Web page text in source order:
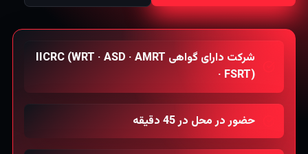
شرکت دارای گواهی IICRC (WRT · ASD · AMRT
· FSRT)
حضور در محل در 45 دقیقه